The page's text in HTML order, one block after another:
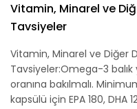
Vitamin, Minarel ve
Tavsiyeler
Vitamin, Minarel ve Diğer
Tavsiyeler:Omega-3 balık
oranına bakılmalı.
kapsülü için EPA 180,